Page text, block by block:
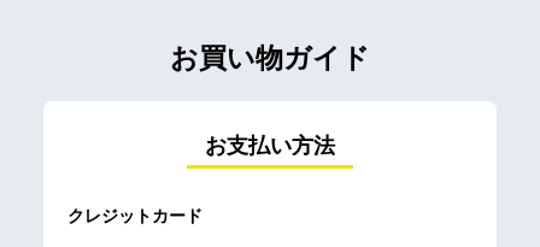
お買い物ガイド
お支払い方法
クレジットカード